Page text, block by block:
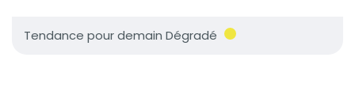
Tendance pour demain Dégradé